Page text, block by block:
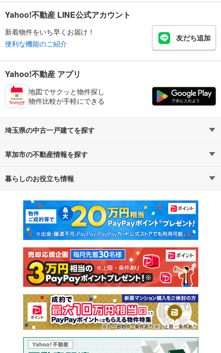
Yahoo!不動産 LINE公式アカウント
新着物件をいち早くお届け！
便利な機能のご紹介
友だち追加
Yahoo!不動産 アプリ
地図でサクッと物件探し
物件比較が手軽にできる
埼玉県の中古一戸建てを探す
路線・駅から探す
通勤・通学時間から探す
草加市の不動産情報を探す
不動産・住宅
新築マンション 中古マンション
新築一戸建て 中古一戸建て
注文住宅 土地
売却査定
暮らしのお役立ち情報
マンションカタログ 教えて！住まいの先生